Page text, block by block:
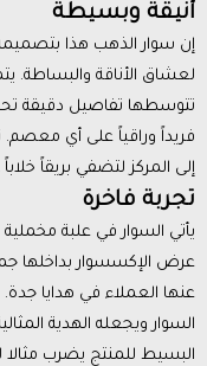
أنيقة وبسيطة
إن سوار الذهب هذا
لعشاق الأناقة والبساطة.
تتوسطها تفاصيل دقيقة
فريداً وراقياً على أي معصم.
إلى المركز لتضفي بريقاً
تجربة فاخرة
يأتي السوار في علبة
عرض الإكسسوار بداخلها
عنها العملاء في هدايا
السوار ويجعله الهدية
البسيط للمنتج يضرب مثالا